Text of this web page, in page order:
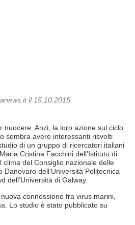
il 15.10.2015
nuocere. Anzi, la loro azione sul ciclo
sembra avere interessanti risvolti
di un gruppo di ricercatori italiani
Cristina Facchini dell’Istituto di
clima del Consiglio nazionale delle
dell’Università Politecnica
dell’Università di Galway.
connessione fra virus marini,
Lo studio è stato pubblicato su